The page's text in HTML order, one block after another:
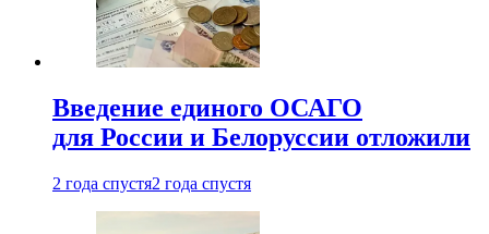
Введение единого ОСАГО
для России и Белоруссии отложили
2 года спустя2 года спустя